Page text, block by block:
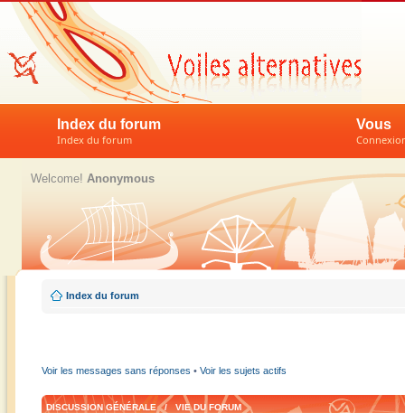
Index du forum
Index du forum
Vous
Welcome! Anonymous
Index du forum
Voir les messages sans réponses • Voir les sujets actifs
DISCUSSION GÉNÉRALE / VIE DU FORUM